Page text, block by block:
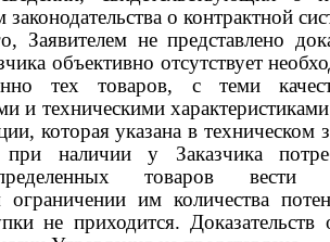
о контрактной
Заявителем не представлено
объективно отсутствует
тех товаров, с теми
и техническими
которая указана в техническом
наличии у Заказчика
товаров
ограничении им количества
не приходится. Доказательств